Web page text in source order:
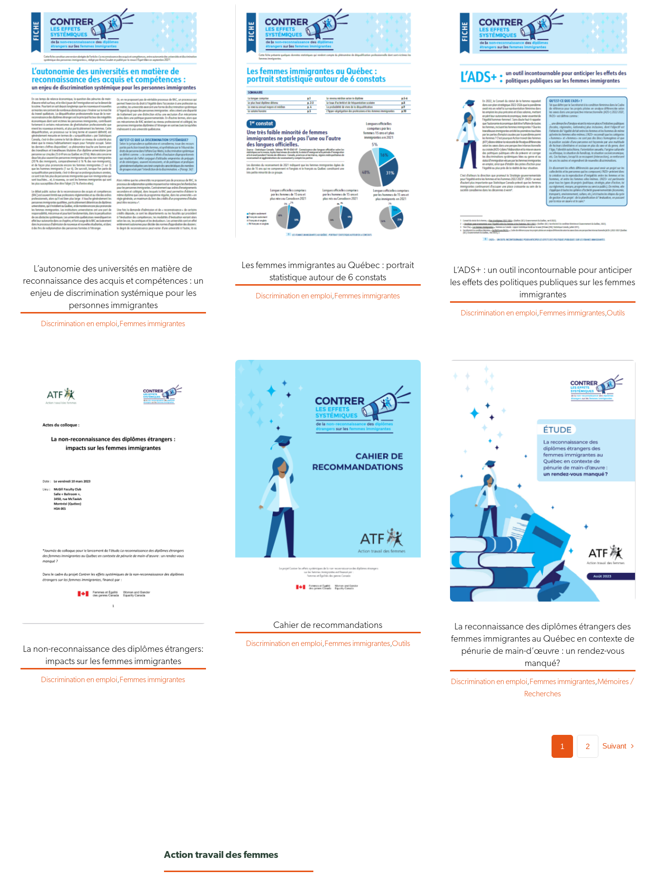
L’autonomie des universités en matière de
reconnaissance des acquis et compétences : un
enjeu de discrimination systémique pour les
personnes immigrantes
Discrimination en emploi, Femmes immigrantes
Les femmes immigrantes au Québec : portrait
statistique autour de 6 constats
Discrimination en emploi,Femmes immigrantes
L’ADS+ : un outil incontournable pour anticiper
les effets des politiques publiques sur les femmes
immigrantes
Discrimination en emploi, Femmes immigrantes,Outils
La non-reconnaissance des diplômes étrangers:
impacts sur les femmes immigrantes
Discrimination en emploi, Femmes immigrantes
Cahier de recommandations
Discrimination en emploi, Femmes immigrantes,Outils
La reconnaissance des diplômes étrangers des
femmes immigrantes au Québec en contexte de
pénurie de main-d’œuvre : un rendez-vous
manqué?
Discrimination en emploi, Femmes immigrantes,Mémoires /
Recherches
1 2 Suivant
Action travail des femmes